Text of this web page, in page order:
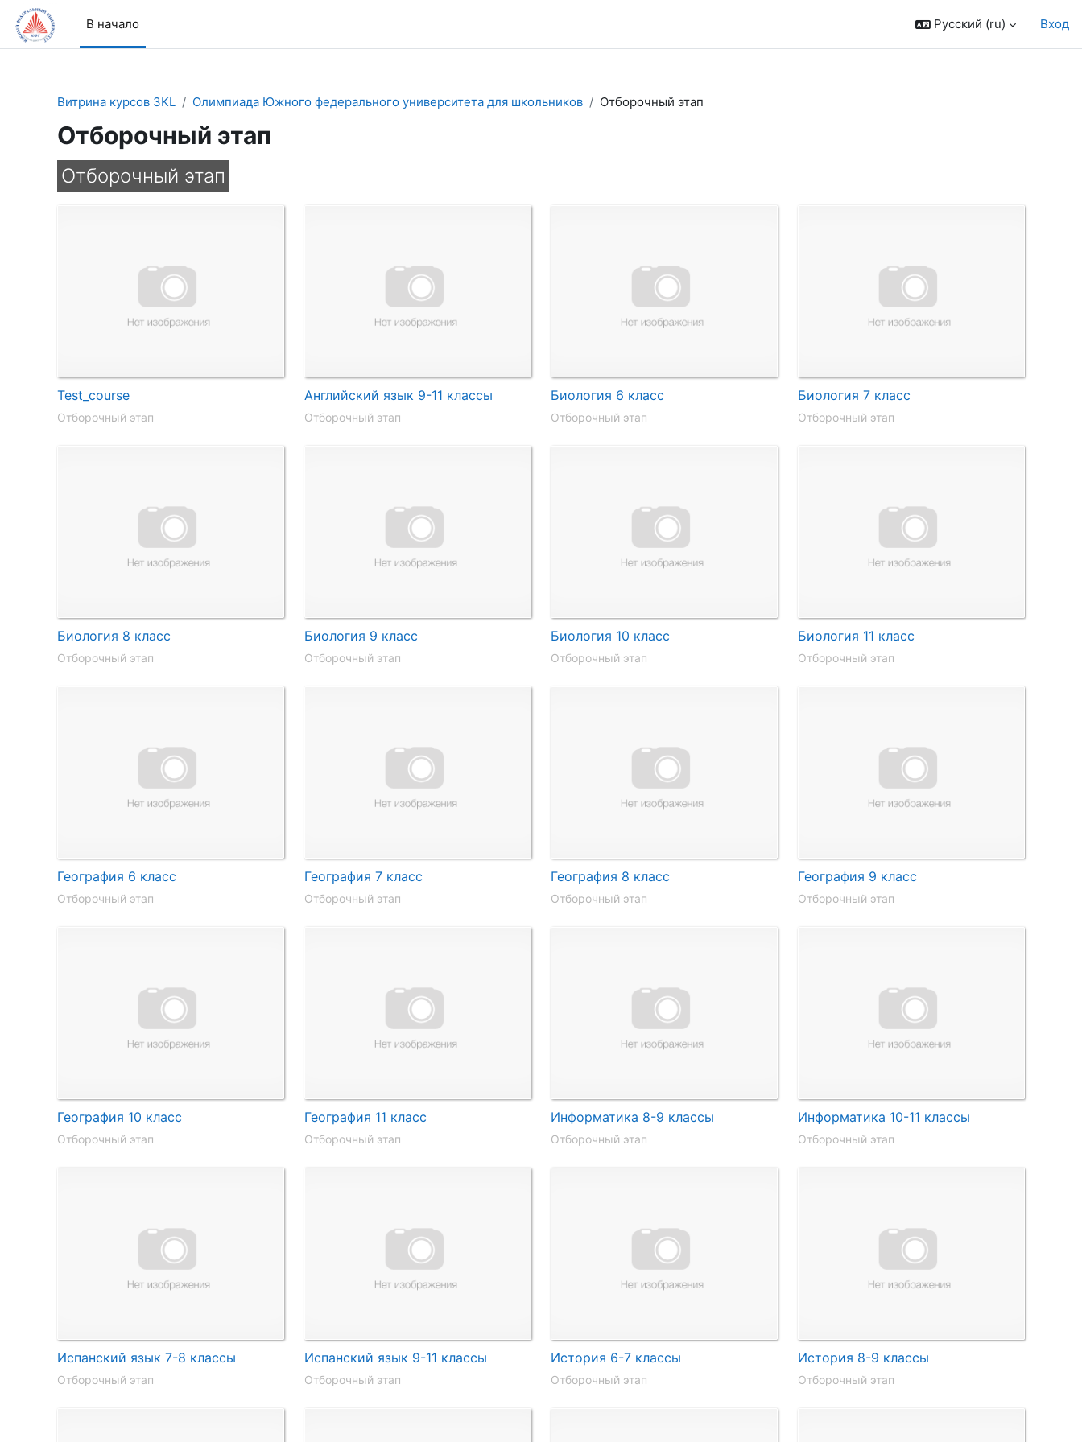
Перейти к основному содержанию
В начало
Русский ‎(ru)‎ Вход
Витрина курсов 3KL Олимпиада Южного федерального университета для школьников Отборочный этап
Отборочный этап
Отборочный этап
Test_course
Отборочный этап
Английский язык 9-11 классы
Отборочный этап
Биология 6 класс
Отборочный этап
Биология 7 класс
Отборочный этап
Биология 8 класс
Отборочный этап
Биология 9 класс
Отборочный этап
Биология 10 класс
Отборочный этап
Биология 11 класс
Отборочный этап
География 6 класс
Отборочный этап
География 7 класс
Отборочный этап
География 8 класс
Отборочный этап
География 9 класс
Отборочный этап
География 10 класс
Отборочный этап
География 11 класс
Отборочный этап
Информатика 8-9 классы
Отборочный этап
Информатика 10-11 классы
Отборочный этап
Испанский язык 7-8 классы
Отборочный этап
Испанский язык 9-11 классы
Отборочный этап
История 6-7 классы
Отборочный этап
История 8-9 классы
Отборочный этап